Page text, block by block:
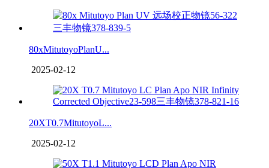
80xMitutoyoPlanU...
2025-02-12
20XT0.7MitutoyoL...
2025-02-12